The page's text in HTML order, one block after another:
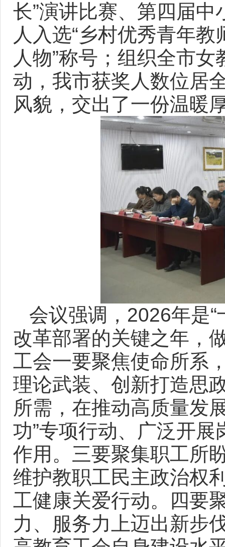
长”演讲比赛、第四届
人入选“乡村优秀青年
人物”称号；组织全市
动，我市获奖人数位居
风貌，交出了一份温暖
会议强调，2026年是
改革部署的关键之年，
工会一要聚焦使命所系
理论武装、创新打造思
所需，在推动高质量发
功”专项行动、广泛开
作用。三要聚集职工所
维护教职工民主政治权
工健康关爱行动。四要
力、服务力上迈出新步